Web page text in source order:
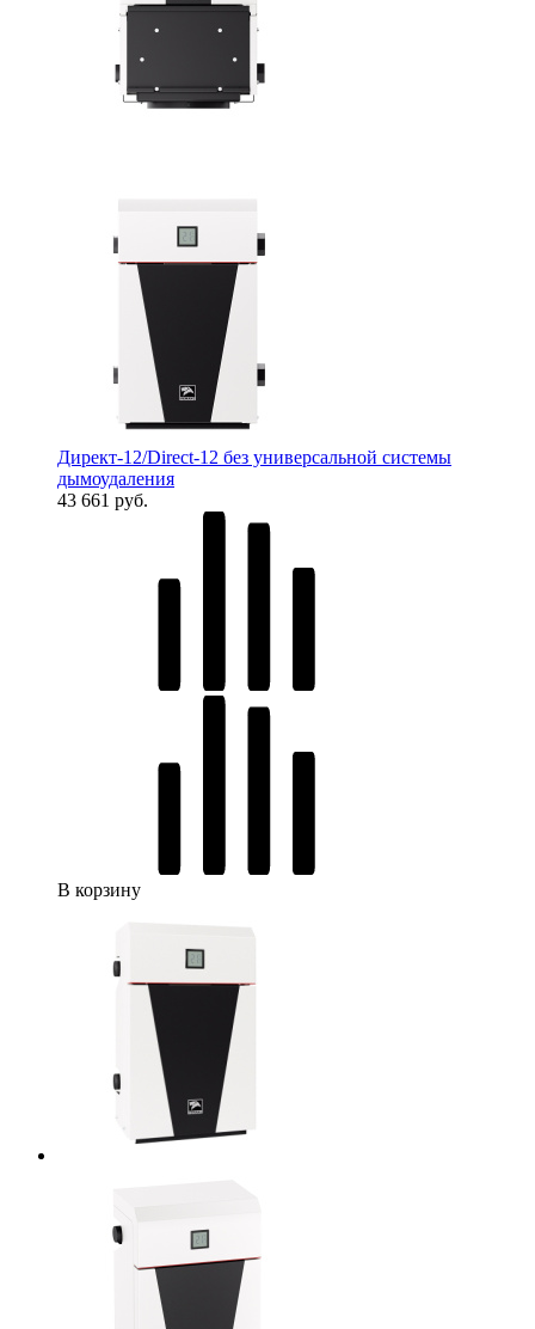
Директ-12/Direct-12 без универсальной системы
дымоудаления
43 661 руб.
В корзину